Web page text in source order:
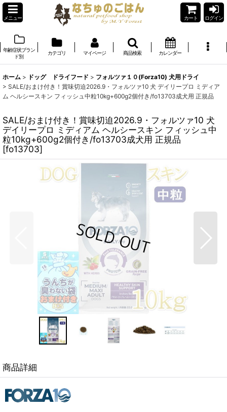
メニュー カート ログイン
年齢症状ブラン
ド別
カテゴリ マイページ 商品検索 カレンダー
ホーム > ドッグ ドライフード > フォルツァ１０(Forza10) 犬用ドライ
> SALE/おまけ付き！賞味切迫2026.9・フォルツァ10 犬 デイリープロ ミディア
ム ヘルシースキン フィッシュ中粒10kg+600g2個付き/fo13703成犬用 正規品
SALE/おまけ付き！賞味切迫2026.9・フォルツァ10 犬
デイリープロ ミディアム ヘルシースキン フィッシュ中
粒10kg+600g2個付き/fo13703成犬用 正規品
[fo13703]
商品詳細